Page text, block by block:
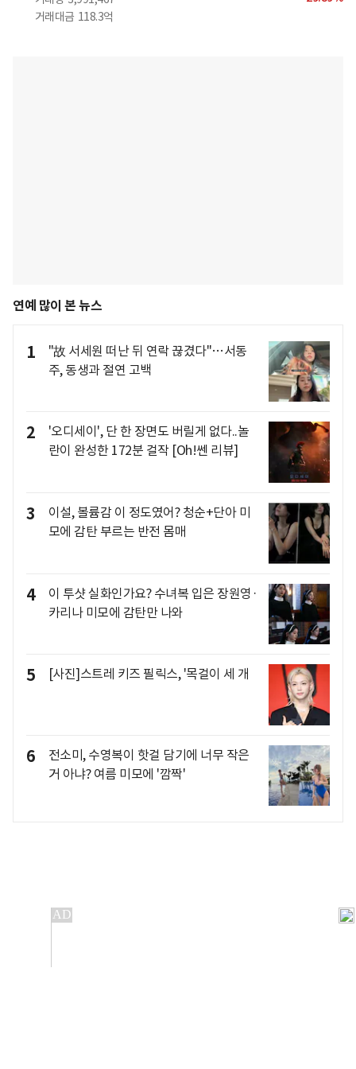
거래대금 118.3억
연예 많이 본 뉴스
1
"故 서세원 떠난 뒤 연락 끊겼다"…서동
주, 동생과 절연 고백
2
'오디세이', 단 한 장면도 버릴게 없다..놀
란이 완성한 172분 걸작 [Oh!쎈 리뷰]
3
이설, 볼륨감 이 정도였어? 청순+단아 미
모에 감탄 부르는 반전 몸매
4
이 투샷 실화인가요? 수녀복 입은 장원영·
카리나 미모에 감탄만 나와
5 [사진]스트레 키즈 필릭스, '목걸이 세 개
6
전소미, 수영복이 핫걸 담기에 너무 작은
거 아냐? 여름 미모에 '깜짝'